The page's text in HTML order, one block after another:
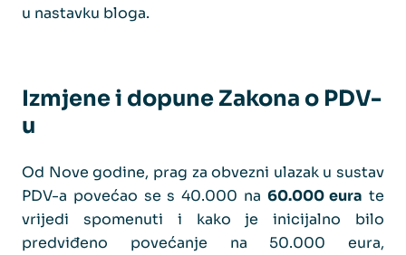
u nastavku bloga.
Izmjene i dopune Zakona o PDV-
u
Od Nove godine, prag za obvezni ulazak u sustav
PDV-a povećao se s 40.000 na 60.000 eura te
vrijedi spomenuti i kako je inicijalno bilo
predviđeno povećanje na 50.000 eura,